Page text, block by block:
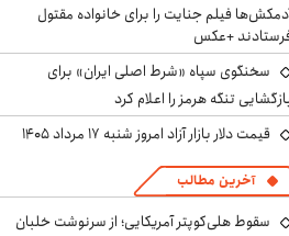
فیلم جنایت را برای خانواده مقتول
+عکس
سخنگوی سپاه «شرط اصلی ایران» برای
تنگه هرمز را اعلام کرد
قیمت دلار بازار آزاد امروز شنبه ۱۷ مرداد ۱۴۰۵
آخرین مطالب
سقوط هلی‌کوپتر آمریکایی؛ از سرنوشت خلبان